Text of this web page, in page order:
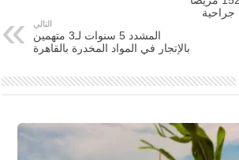
التالي
المشدد 5 سنوات لـ3 متهمين
بالإتجار في المواد المخدرة بالقاهرة